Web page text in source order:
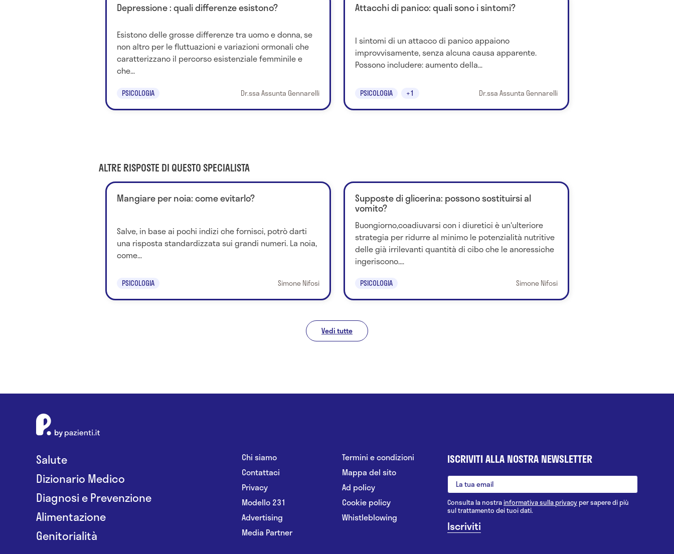
Depressione : quali differenze esistono?
Esistono delle grosse differenze tra uomo e donna, se
non altro per le fluttuazioni e variazioni ormonali che
caratterizzano il percorso esistenziale femminile e
che...
PSICOLOGIA Dr.ssa Assunta Gennarelli
Attacchi di panico: quali sono i sintomi?
I sintomi di un attacco di panico appaiono
improvvisamente, senza alcuna causa apparente.
Possono includere: aumento della...
PSICOLOGIA +1 Dr.ssa Assunta Gennarelli
ALTRE RISPOSTE DI QUESTO SPECIALISTA
Mangiare per noia: come evitarlo?
Salve, in base ai pochi indizi che fornisci, potrò darti
una risposta standardizzata sui grandi numeri. La noia,
come...
PSICOLOGIA Simone Nifosi
Supposte di glicerina: possono sostituirsi al
vomito?
Buongiorno,coadiuvarsi con i diuretici è un'ulteriore
strategia per ridurre al minimo le potenzialità nutritive
delle già irrilevanti quantità di cibo che le anoressiche
ingeriscono....
PSICOLOGIA Simone Nifosi
Vedi tutte
Salute
Dizionario Medico
Diagnosi e Prevenzione
Alimentazione
Genitorialità
Chi siamo
Contattaci
Privacy
Modello 231
Advertising
Media Partner
Termini e condizioni
Mappa del sito
Ad policy
Cookie policy
Whistleblowing
ISCRIVITI ALLA NOSTRA NEWSLETTER
Consulta la nostrainformativa sulla privacy per sapere di più
sul trattamento dei tuoi dati.